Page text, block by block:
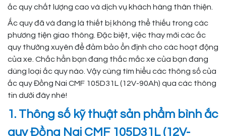
ắc quy chất lượng cao và dịch vụ khách hàng thân thiện.
Ắc quy đã và đang là thiết bị không thể thiếu trong các
phương tiện giao thông. Đặc biệt, việc thay mới các ắc
quy thường xuyên để đảm bảo ổn định cho các hoạt động
của xe. Chắc hẳn bạn đang thắc mắc xe của bạn đang
dùng loại ắc quy nào. Vậy cùng tìm hiểu các thông số của
ắc quy Đồng Nai CMF 105D31L (12V-90Ah) qua các thông
tin dưới đây nhé!
1. Thông số kỹ thuật sản phẩm bình ắc
quy Đồng Nai CMF 105D31L (12V-